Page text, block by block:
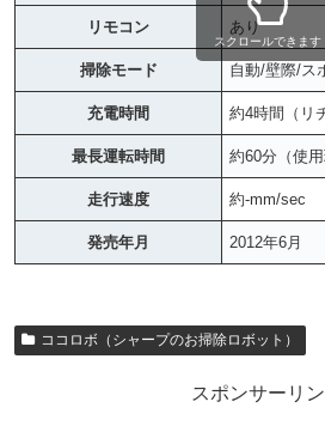
リモコン あり
掃除モード 自動/壁際/ス
充電時間 約4時間（リ
最長運転時間 約60分（使
走行速度 約-mm/sec
発売年月 2012年6月
スクロールできます
ココロボ（シャープのお掃除ロボット）
スポンサーリ